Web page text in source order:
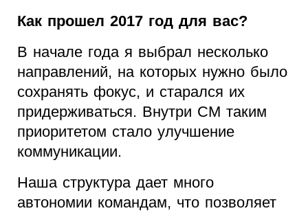
Как прошел 2017 год для вас?
В начале года я выбрал несколько
направлений, на которых нужно было
сохранять фокус, и старался их
придерживаться. Внутри СМ таким
приоритетом стало улучшение
коммуникации.
Наша структура дает много
автономии командам, что позволяет